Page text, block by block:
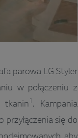
parowa LG Styler
w połączeniu z
tkanin 1 . Kampania
przyłączenia się do